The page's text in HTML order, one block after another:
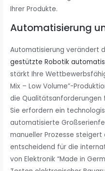
Ihrer Produkte.
Automatisierung
Automatisierung verändert
gestützte Robotik
stärkt Ihre
Mix – Low Volume”-
die Qualitätsanforderungen
Sie erfordern ein
automatisierte
manueller Prozesse steigert
entscheidend für die
von Elektronik “Made in